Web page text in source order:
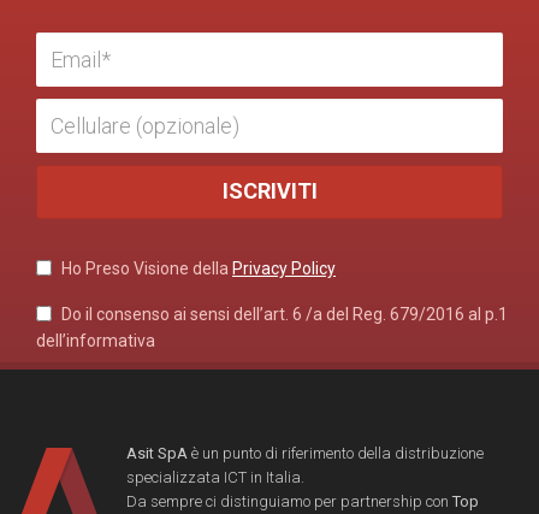
Ho Preso Visione della Privacy Policy
Do il consenso ai sensi dell’art. 6 /a del Reg. 679/2016 al p.1
dell’informativa
Asit SpA è un punto di riferimento della distribuzione
specializzata ICT in Italia.
Da sempre ci distinguiamo per partnership con Top